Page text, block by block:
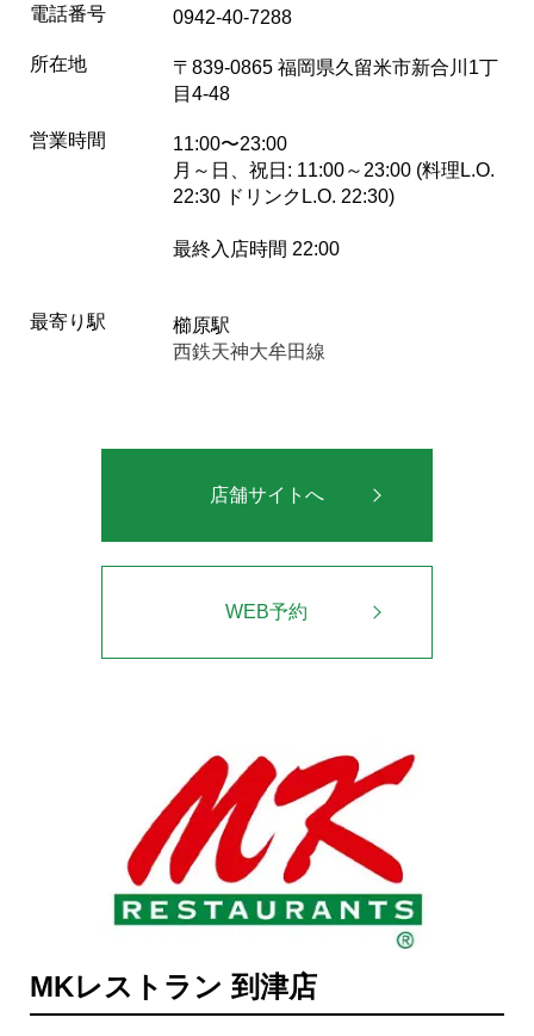
電話番号 0942-40-7288
所在地
〒839-0865 福岡県久留米市新合川1丁
目4-48
営業時間
11:00〜23:00
月～日、祝日: 11:00～23:00 (料理L.O.
22:30 ドリンクL.O. 22:30)
最終入店時間 22:00
最寄り駅
櫛原駅
西鉄天神大牟田線
店舗サイトへ
WEB予約
MKレストラン 到津店